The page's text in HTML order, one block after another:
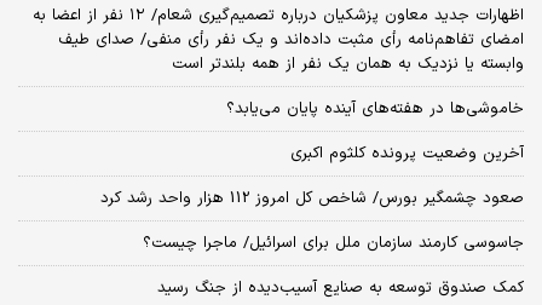
اظهارات جدید معاون پزشکیان درباره تصمیم‌گیری شعام/ ۱۲ نفر از اعضا به
امضای تفاهم‌نامه رأی مثبت داده‌اند و یک نفر رأی منفی/ صدای طیف
وابسته یا نزدیک به همان یک نفر از همه بلندتر است
خاموشی‌ها در هفته‌های آینده پایان می‌یابد؟
آخرین وضعیت پرونده کلثوم اکبری
صعود چشمگیر بورس/ شاخص کل امروز 112 هزار واحد رشد کرد
جاسوسی کارمند سازمان ملل برای اسرائیل/ ماجرا چیست؟
کمک صندوق توسعه به صنایع آسیب‌دیده از جنگ رسید